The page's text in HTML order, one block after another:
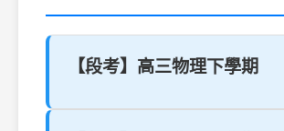
【段考】高三物理下學期